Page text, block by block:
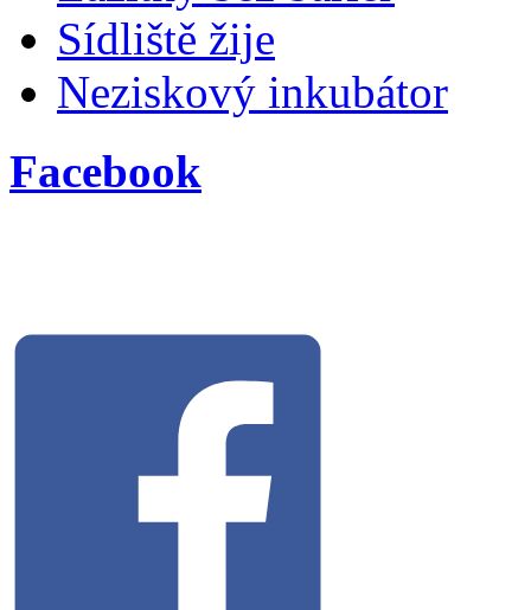
Sídliště žije
Neziskový inkubátor
Facebook